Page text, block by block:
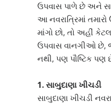
ઉપવાસ પાળે છે અને
આ નવરાત્રિમાં
માંગો છો, તો અહીં
ઉપવાસ વાનગીઓ છે,
નથી, પણ પૌષ્ટિક પણ
1. સાબુદાણા ખીચડી
સાબુદાણા ખીચડી